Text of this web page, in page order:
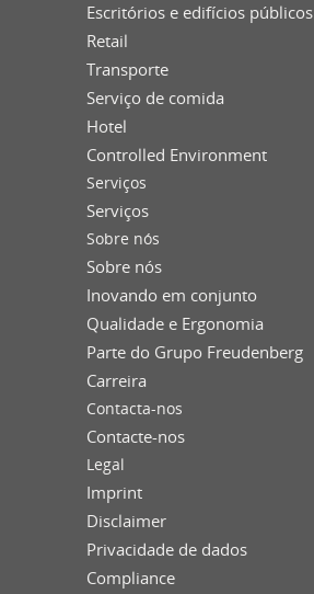
Escritórios e edifícios públicos
Retail
Transporte
Serviço de comida
Hotel
Controlled Environment
Serviços
Serviços
Sobre nós
Sobre nós
Inovando em conjunto
Qualidade e Ergonomia
Parte do Grupo Freudenberg
Carreira
Contacta-nos
Contacte-nos
Legal
Imprint
Disclaimer
Privacidade de dados
Compliance